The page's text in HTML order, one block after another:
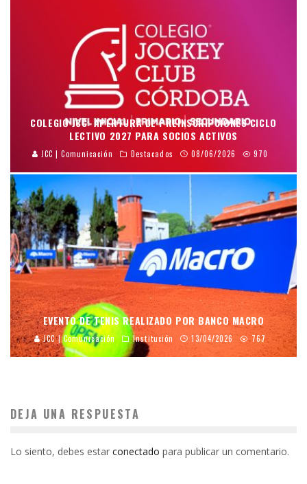
COLEGIO JCC: APERTURA DE PREINSCRIPCIONES CICLO
LECTIVO 2027 PARA SOCIOS ACTIVOS
JCC | Comunicación Destacados 08/06/2026 970
EVENTO DE TENIS REALIZADO POR BANCO MACRO
JCC | Comunicación Institución 13/04/2026 767
DEJA UNA RESPUESTA
Lo siento, debes estar conectado para publicar un comentario.